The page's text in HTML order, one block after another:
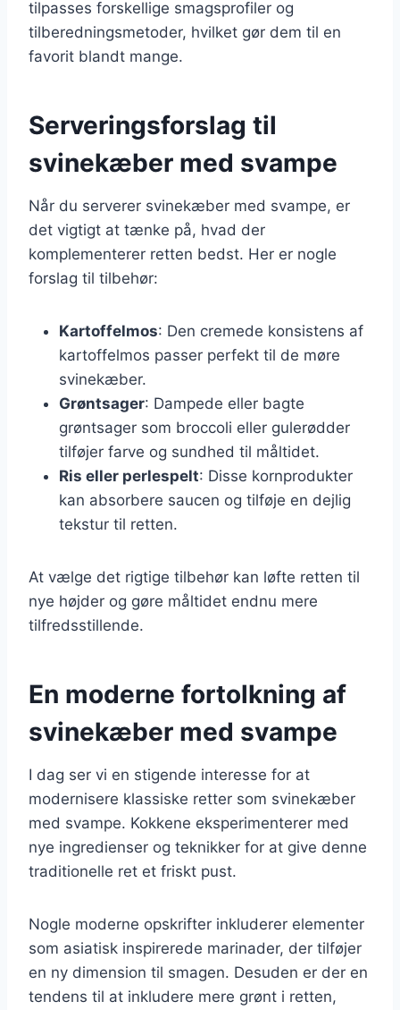
tilpasses forskellige smagsprofiler og
tilberedningsmetoder, hvilket gør dem til en
favorit blandt mange.
Serveringsforslag til
svinekæber med svampe
Når du serverer svinekæber med svampe, er
det vigtigt at tænke på, hvad der
komplementerer retten bedst. Her er nogle
forslag til tilbehør:
Kartoffelmos: Den cremede konsistens af
kartoffelmos passer perfekt til de møre
svinekæber.
Grøntsager: Dampede eller bagte
grøntsager som broccoli eller gulerødder
tilføjer farve og sundhed til måltidet.
Ris eller perlespelt: Disse kornprodukter
kan absorbere saucen og tilføje en dejlig
tekstur til retten.
At vælge det rigtige tilbehør kan løfte retten til
nye højder og gøre måltidet endnu mere
tilfredsstillende.
En moderne fortolkning af
svinekæber med svampe
I dag ser vi en stigende interesse for at
modernisere klassiske retter som svinekæber
med svampe. Kokkene eksperimenterer med
nye ingredienser og teknikker for at give denne
traditionelle ret et friskt pust.
Nogle moderne opskrifter inkluderer elementer
som asiatisk inspirerede marinader, der tilføjer
en ny dimension til smagen. Desuden er der en
tendens til at inkludere mere grønt i retten,